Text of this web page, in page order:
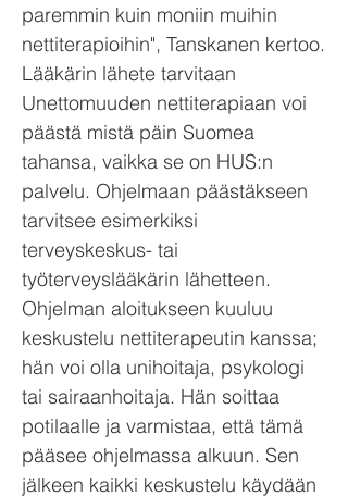
paremmin kuin moniin muihin
nettiterapioihin", Tanskanen kertoo.
Lääkärin lähete tarvitaan
Unettomuuden nettiterapiaan voi
päästä mistä päin Suomea
tahansa, vaikka se on HUS:n
palvelu. Ohjelmaan päästäkseen
tarvitsee esimerkiksi
terveyskeskus- tai
työterveyslääkärin lähetteen.
Ohjelman aloitukseen kuuluu
keskustelu nettiterapeutin kanssa;
hän voi olla unihoitaja, psykologi
tai sairaanhoitaja. Hän soittaa
potilaalle ja varmistaa, että tämä
pääsee ohjelmassa alkuun. Sen
jälkeen kaikki keskustelu käydään